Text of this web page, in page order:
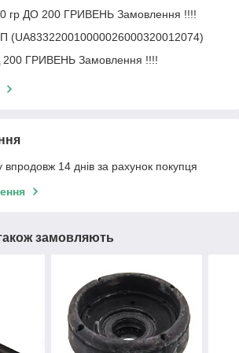
гр ДО 200 ГРИВЕНЬ Замовлення !!!!
(UA833220010000026000320012074)
200 ГРИВЕНЬ Замовлення !!!!
14 днів за рахунок покупця
замовляють